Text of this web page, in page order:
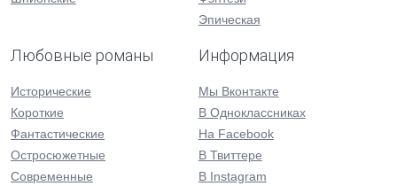
Эпическая
Любовные романы
Исторические
Короткие
Фантастические
Остросюжетные
Современные
Информация
Мы Вконтакте
В Одноклассниках
На Facebook
В Твиттере
В Instagram